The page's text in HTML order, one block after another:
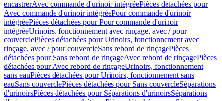
encastrerAvec commande d'urinoir intégréePièces détachées pour
Avec commande d'urinoir intégréePour commande d'urinoir
intégréePièces détachées pour Pour commande d'urinoir
intégréeUrinoirs, fonctionnement avec rinçage, avec / pour
couverclePièces détachées pour Urinoirs, fonctionnement avec
rinçage, avec / pour couvercleSans rebord de rinçagePièces
détachées pour Sans rebord de rinçageAvec rebord de rinçagePièces
détachées pour Avec rebord de rinçageUrinoirs, fonctionnement
sans eauPièces détachées pour Urinoirs, fonctionnement sans
eauSans couverclePièces détachées pour Sans couvercleSéparations
d'urinoirsPièces détachées pour Séparations d'urinoirsSéparations